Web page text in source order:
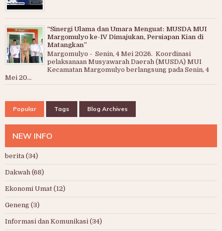
“Sinergi Ulama dan Umara Menguat: MUSDA MUI
Margomulyo ke-IV Dimajukan, Persiapan Kian di
Matangkan”
Margomulyo - Senin, 4 Mei 2026. Koordinasi
pelaksanaan Musyawarah Daerah (MUSDA) MUI
Kecamatan Margomulyo berlangsung pada Senin, 4
Mei 20...
Popular Tags Blog Archives
NEW INFO
berita (34)
Dakwah (68)
Ekonomi Umat (12)
Geneng (3)
Informasi dan Komunikasi (34)